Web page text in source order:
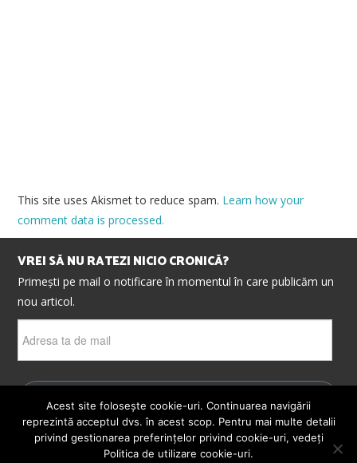
This site uses Akismet to reduce spam. Learn how your
comment data is processed.
VREI SĂ NU RATEZI NICIO CRONICĂ?
Primești pe mail o notificare în momentul în care publicăm un
nou articol.
ta
de
ABONEAZĂ-TE
Acest site folosește cookie-uri. Continuarea navigării
reprezintă acceptul dvs. în acest scop. Pentru mai multe detalii
privind gestionarea preferințelor privind cookie-uri, vedeți
Politica de utilizare cookie-uri.